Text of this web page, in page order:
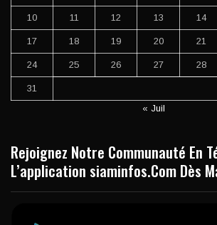
10 11 12 13 14
17 18 19 20 21
24 25 26 27 28
31
« Juil
Rejoignez Notre Communauté En
L’application siaminfos.Com Dès